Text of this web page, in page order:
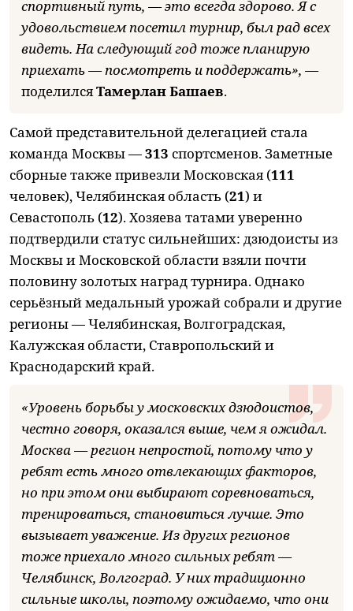
спортивный путь, — это всегда здорово. Я с
удовольствием посетил турнир, был рад всех
видеть. На следующий год тоже планирую
приехать — посмотреть и поддержать», —
поделилсяТамерлан Башаев.
Самой представительной делегацией стала
команда Москвы —313 спортсменов. Заметные
сборные также привезли Московская (111
человек), Челябинская область (21) и
Севастополь (12). Хозяева татами уверенно
подтвердили статус сильнейших: дзюдоисты из
Москвы и Московской области взяли почти
половину золотых наград турнира. Однако
серьёзный медальный урожай собрали и другие
регионы — Челябинская, Волгоградская,
Калужская области, Ставропольский и
Краснодарский край.
«Уровень борьбы у московских дзюдоистов,
честно говоря, оказался выше, чем я ожидал.
Москва — регион непростой, потому что у
ребят есть много отвлекающих факторов,
но при этом они выбирают соревноваться,
тренироваться, становиться лучше. Это
вызывает уважение. Из других регионов
тоже приехало много сильных ребят —
Челябинск, Волгоград. У них традиционно
сильные школы, поэтому ожидаемо, что они